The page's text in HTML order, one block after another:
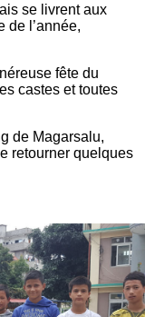
se livrent aux
de l’année,
fête du
castes et toutes
de Magarsalu,
retourner quelques